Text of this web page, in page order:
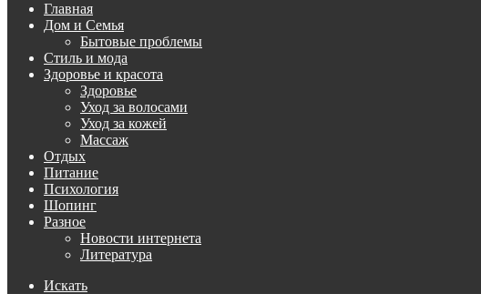
Главная
Дом и Семья
Бытовые проблемы
Стиль и мода
Здоровье и красота
Здоровье
Уход за волосами
Уход за кожей
Массаж
Отдых
Питание
Психология
Шопинг
Разное
Новости интернета
Литература
Искать